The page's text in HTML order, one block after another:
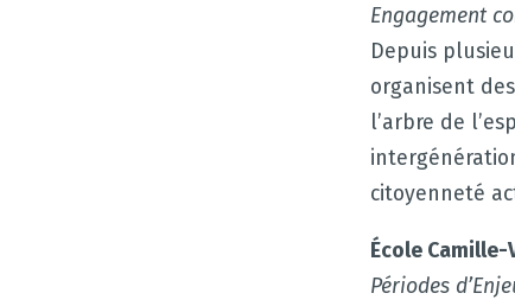
Engagement
Depuis
organisent
l’arbre de
citoyenneté
École
Périodes